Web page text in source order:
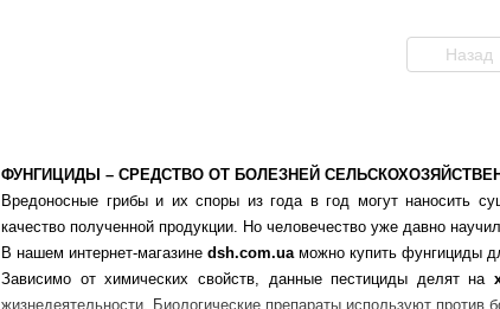
ФУНГИЦИДЫ – СРЕДСТВО ОТ БОЛЕЗНЕЙ
Вредоносные грибы и их споры из года в год могут наносить
качество полученной продукции. Но человечество уже давно
В нашем интернет-магазине dsh.com.uaможно купить фунгициды
Зависимо от химических свойств, данные пестициды делят на
жизнедеятельности. Биологические препараты используют
Назад